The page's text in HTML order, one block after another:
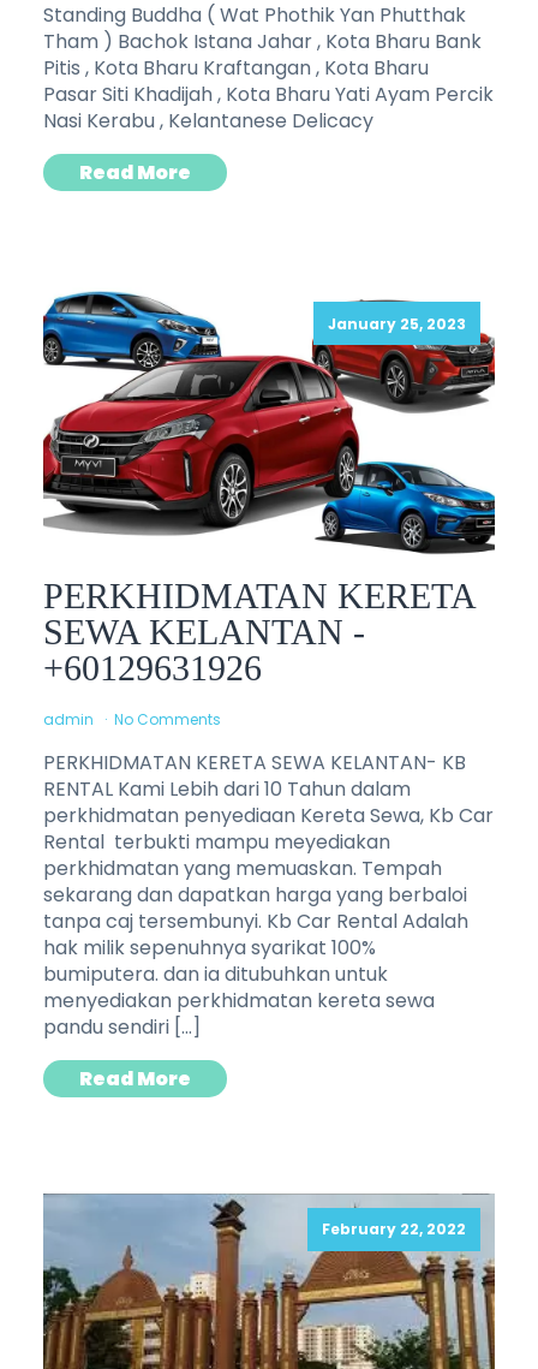
Standing Buddha ( Wat Phothik Yan Phutthak
Tham ) Bachok Istana Jahar , Kota Bharu Bank
Pitis , Kota Bharu Kraftangan , Kota Bharu
Pasar Siti Khadijah , Kota Bharu Yati Ayam Percik
Nasi Kerabu , Kelantanese Delicacy
Read More
January 25, 2023
PERKHIDMATAN KERETA
SEWA KELANTAN -
+60129631926
admin No Comments
PERKHIDMATAN KERETA SEWA KELANTAN- KB
RENTAL Kami Lebih dari 10 Tahun dalam
perkhidmatan penyediaan Kereta Sewa, Kb Car
Rental terbukti mampu meyediakan
perkhidmatan yang memuaskan. Tempah
sekarang dan dapatkan harga yang berbaloi
tanpa caj tersembunyi. Kb Car Rental Adalah
hak milik sepenuhnya syarikat 100%
bumiputera. dan ia ditubuhkan untuk
menyediakan perkhidmatan kereta sewa
pandu sendiri […]
Read More
February 22, 2022